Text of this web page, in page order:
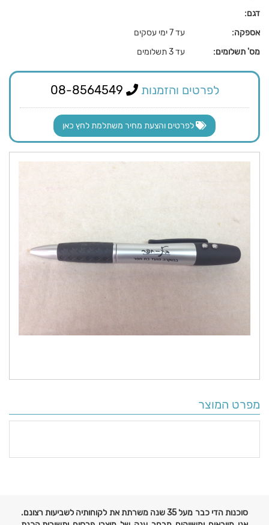
דגם:
אספקה:
עד 7 ימי עסקים
מס' תשלומים:
עד 3 תשלומים
לפרטים והזמנות
לפרטים והצעת מחיר משתלמת לחץ כאן
מפרט המוצר
סוכנות הדי כבר מעל 35 שנה משרתת את לקוחותיה לשביעות רצונם.